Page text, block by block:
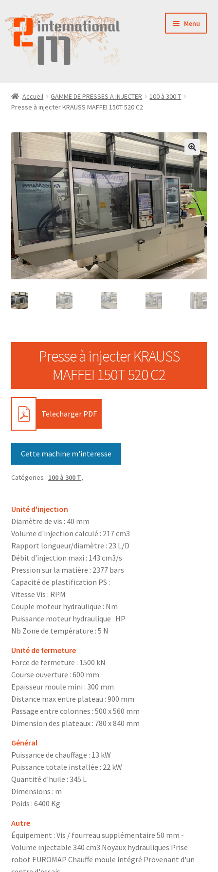
Aller
à
la
navigation
Aller
au
contenu
Menu
NOUVEAUTÉS
VENTES
PIÈCES DÉTACHÉES
CONTACT
Accueil GAMME DE PRESSES A INJECTER
100 à 300 T
Presse à injecter KRAUSS MAFFEI 150T 520 C2
Presse à injecter KRAUSS
MAFFEI 150T 520 C2
PDF Telecharger PDF
Cette machine m'interesse
Catégories : 100 à 300 T,
Unité d'injection
Diamètre de vis : 40 mm
Volume d'injection calculé : 217 cm3
Rapport longueur/diamètre : 23 L/D
Débit d'injection maxi : 143 cm3/s
Pression sur la matière : 2377 bars
Capacité de plastification PS :
Vitesse Vis : RPM
Couple moteur hydraulique : Nm
Puissance moteur hydraulique : HP
Nb Zone de température : 5 N
Unité de fermeture
Force de fermeture : 1500 kN
Course ouverture : 600 mm
Epaisseur moule mini : 300 mm
Distance max entre plateau : 900 mm
Passage entre colonnes : 500 x 560 mm
Dimension des plateaux : 780 x 840 mm
Général
Puissance de chauffage : 13 kW
Puissance totale installée : 22 kW
Quantité d'huile : 345 L
Dimensions : m
Poids : 6400 Kg
Autre
Équipement : Vis / fourreau supplémentaire 50 mm -
Volume injectable 340 cm3 Noyaux hydrauliques Prise
robot EUROMAP Chauffe moule intégré Provenant d'un